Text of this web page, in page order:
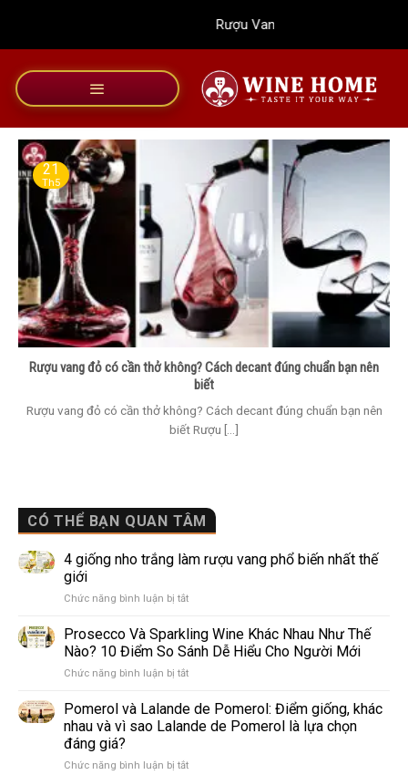
dung
Rượu Vang Wine Home
CÓ THỂ BẠN QUAN TÂM
4 giống nho trắng làm rượu vang phổ biến nhất thế
giới
Chức năng bình luận bị tắtở
giống
nho
trắng
làm
vang
phổ
thế
Prosecco Và Sparkling Wine Khác Nhau Như Thế
Nào? 10 Điểm So Sánh Dễ Hiểu Cho Người Mới
Chức năng bình luận bị tắtở
Sparkling
Wine
Nhau
Pomerol và Lalande de Pomerol: Điểm giống, khác
nhau và vì sao Lalande de Pomerol là lựa chọn
đáng giá?
Chức năng bình luận bị tắtở
Rượu vang đỏ có cần thở không? Cách decant đúng chuẩn bạn nên
biết
Rượu vang đỏ có cần thở không? Cách decant đúng chuẩn bạn nên
biết Rượu [...]
21
Th5